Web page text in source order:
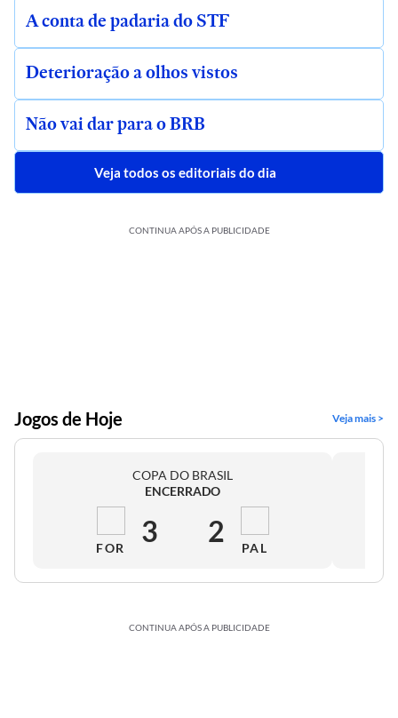
A conta de padaria do STF
Deterioração a olhos vistos
Não vai dar para o BRB
Veja todos os editoriais do dia
CONTINUA APÓS A PUBLICIDADE
Jogos de Hoje Veja mais >
COPA DO BRASIL
ENCERRADO
FOR 3 2 PAL
CONTINUA APÓS A PUBLICIDADE